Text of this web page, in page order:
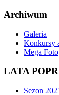
Archiwum
Galeria
Konkursy
Mega Foto
LATA
Sezon